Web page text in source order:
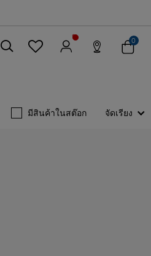
0
มีสินค้าในสต๊อก จัดเรียง